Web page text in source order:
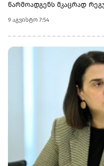
წარმოადგენს მკაცრად
რომელიც ახორციელებს ამ
გაიაროს სავალდებულო
ეროვნულ
სახაზინო დეპარტამენტის
კონტროლის ოფისის
შპს „შელბითს“ (SHPS
მომსახურების
საქართველოს ეროვნული
შესაბამისად ის არ
რეგულირებულ
მონაცემების თანახმად,
აქვს რეგისტრაცია.კიდევ
რომ საქართველოს
ჩარჩო აწესებს ბაზარზე
მოთხოვნებს და
9 აგვისტო 7:54